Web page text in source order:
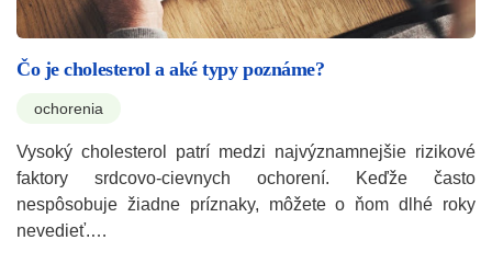
Čo je cholesterol a aké typy poznáme?
ochorenia
Vysoký cholesterol patrí medzi najvýznamnejšie rizikové
faktory srdcovo-cievnych ochorení. Keďže často
nespôsobuje žiadne príznaky, môžete o ňom dlhé roky
nevedieť.…